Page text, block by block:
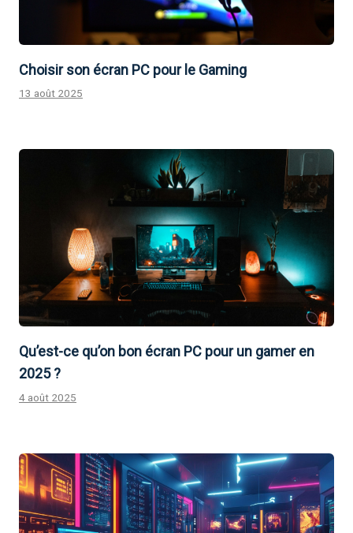
Choisir son écran PC pour le Gaming
13 août 2025
Qu’est-ce qu’on bon écran PC pour un gamer en
2025 ?
4 août 2025